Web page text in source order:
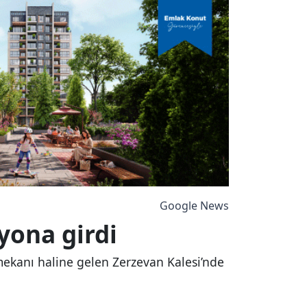
Google News
girdi
haline gelen Zerzevan Kalesi’nde